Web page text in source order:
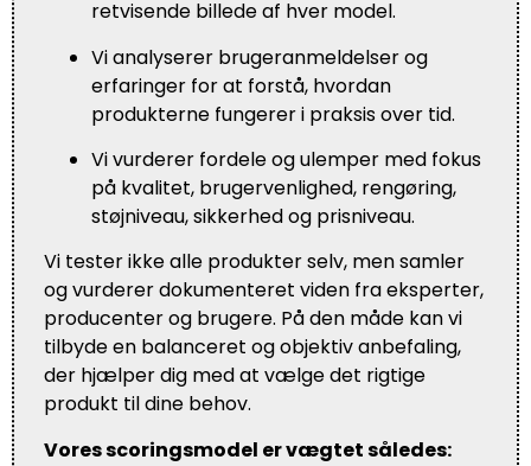
retvisende billede af hver model.
Vi analyserer brugeranmeldelser og
erfaringer for at forstå, hvordan
produkterne fungerer i praksis over tid.
Vi vurderer fordele og ulemper med fokus
på kvalitet, brugervenlighed, rengøring,
støjniveau, sikkerhed og prisniveau.
Vi tester ikke alle produkter selv, men samler
og vurderer dokumenteret viden fra eksperter,
producenter og brugere. På den måde kan vi
tilbyde en balanceret og objektiv anbefaling,
der hjælper dig med at vælge det rigtige
produkt til dine behov.
Vores scoringsmodel er vægtet således: